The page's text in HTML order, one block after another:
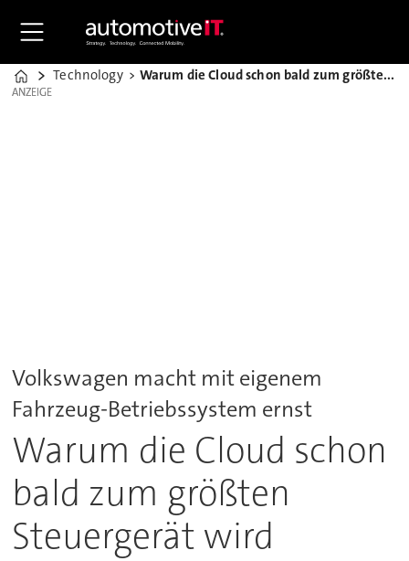
Home
Technology Warum die Cloud schon bald zum größten Steuergerät wird
ANZEIGE
ANZEIGE
Volkswagen macht mit eigenem
Fahrzeug-Betriebssystem ernst
Warum die Cloud schon
bald zum größten
Steuergerät wird